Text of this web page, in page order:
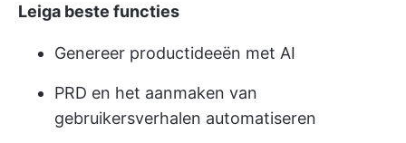
Leiga beste functies
Genereer productideeën met AI
PRD en het aanmaken van
gebruikersverhalen automatiseren